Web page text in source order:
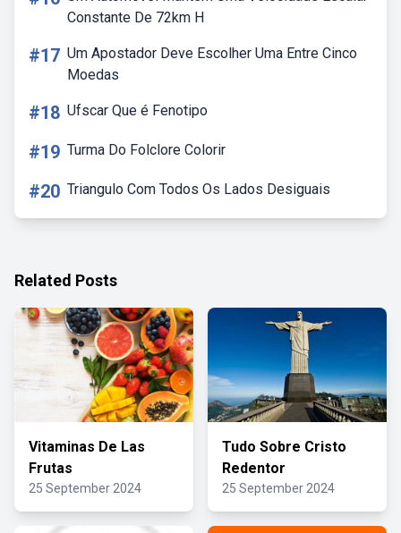
Constante De 72km H
#17 Um Apostador Deve Escolher Uma Entre Cinco
Moedas
#18 Ufscar Que é Fenotipo
#19 Turma Do Folclore Colorir
#20 Triangulo Com Todos Os Lados Desiguais
Related Posts
Vitaminas De Las
Frutas
25 September 2024
Tudo Sobre Cristo
Redentor
25 September 2024